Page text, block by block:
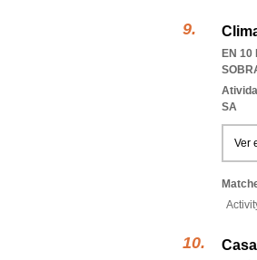
EN 10
SA
Ver